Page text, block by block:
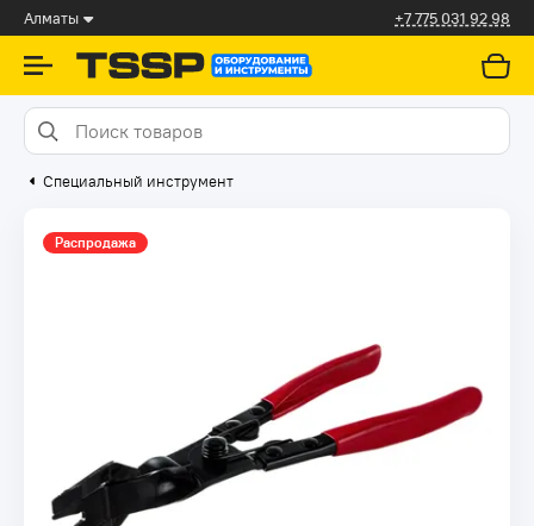
Алматы +7 775 031 92 98
Специальный инструмент
Распродажа